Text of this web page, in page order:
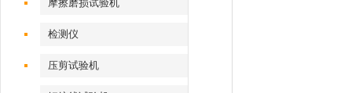
摩擦磨损试验机
检测仪
压剪试验机